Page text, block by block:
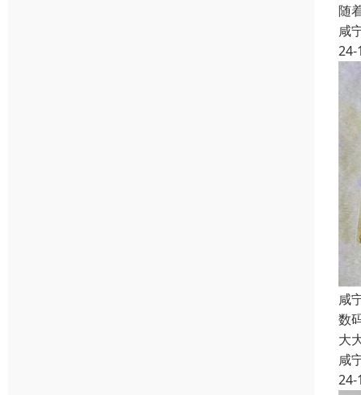
随
咸
24-
咸
数
大
咸
24-